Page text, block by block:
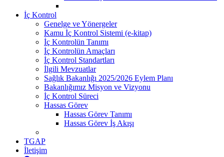
İç Kontrol
Genelge ve Yönergeler
Kamu İç Kontrol Sistemi (e-kitap)
İç Kontrolün Tanımı
İç Kontrolün Amaçları
İç Kontrol Standartları
İlgili Mevzuatlar
Sağlık Bakanlığı 2025/2026 Eylem Planı
Bakanlığımız Misyon ve Vizyonu
İç Kontrol Süreci
Hassas Görev
Hassas Görev Tanımı
Hassas Görev İş Akışı
TGAP
İletişim